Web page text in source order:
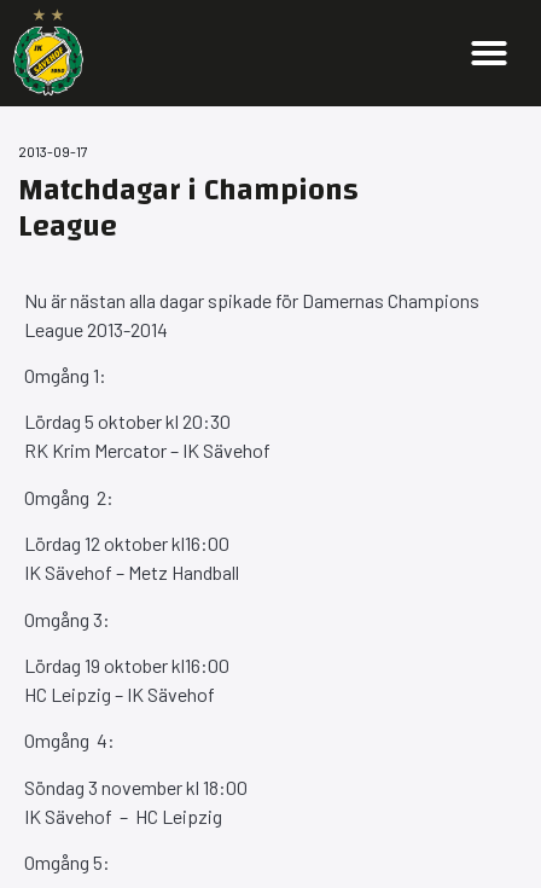
2013-09-17
Matchdagar i Champions
League
Nu är nästan alla dagar spikade för Damernas Champions
League 2013-2014
Omgång 1:
Lördag 5 oktober kl 20:30
RK Krim Mercator – IK Sävehof
Omgång 2:
Lördag 12 oktober kl16:00
IK Sävehof – Metz Handball
Omgång 3:
Lördag 19 oktober kl16:00
HC Leipzig – IK Sävehof
Omgång 4:
Söndag 3 november kl 18:00
IK Sävehof – HC Leipzig
Omgång 5: